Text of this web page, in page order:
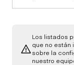
Limited Function
Check
Los listados
que no están
sobre la
nuestro